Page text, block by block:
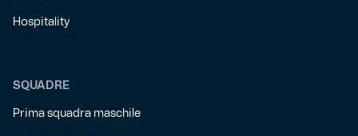
Hospitality
SQUADRE
Prima squadra maschile